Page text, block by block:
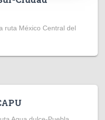
ruta México Central del